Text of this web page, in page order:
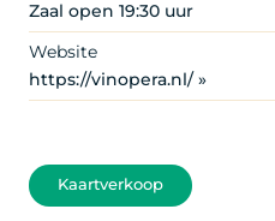
Zaal open 19:30 uur
Website
https://vinopera.nl/ »
Kaartverkoop